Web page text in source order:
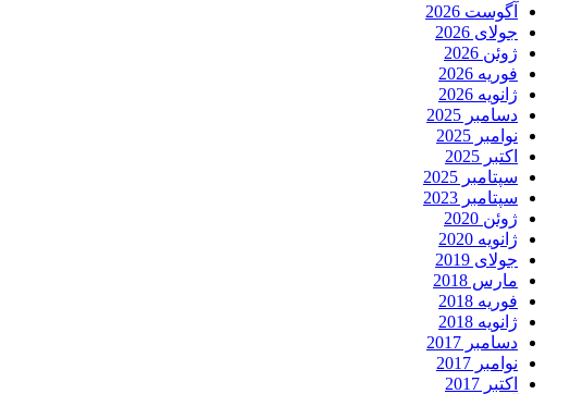
آگوست 2026
جولای 2026
ژوئن 2026
فوریه 2026
ژانویه 2026
دسامبر 2025
نوامبر 2025
اکتبر 2025
سپتامبر 2025
سپتامبر 2023
ژوئن 2020
ژانویه 2020
جولای 2019
مارس 2018
فوریه 2018
ژانویه 2018
دسامبر 2017
نوامبر 2017
اکتبر 2017